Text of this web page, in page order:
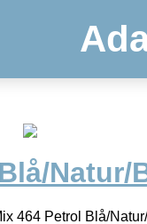
Natur/
464 Petrol Blå/